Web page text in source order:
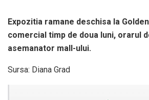
Expozitia ramane deschisa la
comercial timp de doua luni, orarul
asemanator mall-ului.
Sursa: Diana Grad